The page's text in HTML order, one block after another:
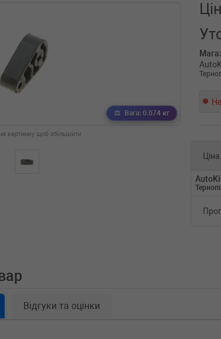
Вага: 0.074 кг
на картинку щоб збільшити
Ціна
Відгуки та оцінки